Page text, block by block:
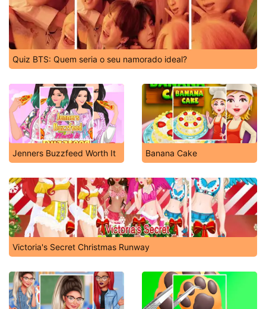
Quiz BTS: Quem seria o seu namorado ideal?
Jenners Buzzfeed Worth It Banana Cake
Victoria's Secret Christmas Runway